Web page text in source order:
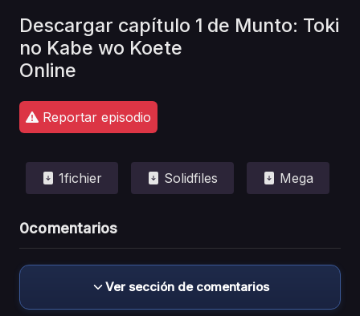
Descargar capítulo 1 de Munto: Toki
no Kabe wo Koete
Online
Reportar episodio
1fichier Solidfiles Mega
0comentarios
Ver sección de comentarios